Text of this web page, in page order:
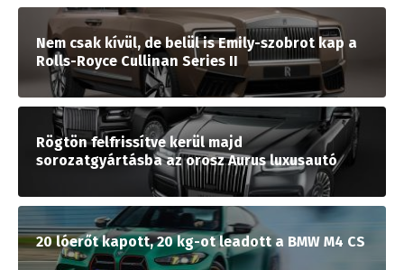
Nem csak kívül, de belül is Emily-szobrot kap a
Rolls-Royce Cullinan Series II
Rögtön felfrissítve kerül majd
sorozatgyártásba az orosz Aurus luxusautó
20 lóerőt kapott, 20 kg-ot leadott a BMW M4 CS